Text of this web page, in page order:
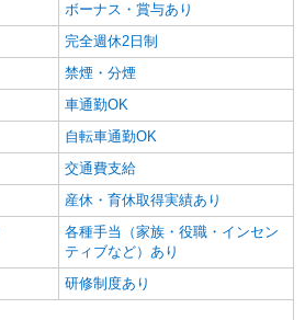
ボーナス・賞与あり
完全週休2日制
禁煙・分煙
車通勤OK
自転車通勤OK
交通費支給
産休・育休取得実績あり
各種手当（家族・役職・インセン
ティブなど）あり
研修制度あり